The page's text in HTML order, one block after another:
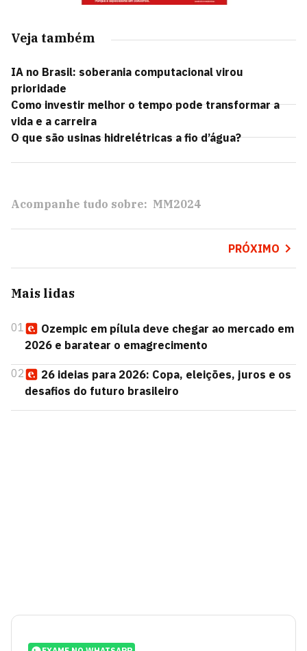
Veja também
IA no Brasil: soberania computacional virou
prioridade
Como investir melhor o tempo pode transformar a
vida e a carreira
O que são usinas hidrelétricas a fio d’água?
Acompanhe tudo sobre: MM2024
PRÓXIMO
Mais lidas
01
Ozempic em pílula deve chegar ao mercado em
2026 e baratear o emagrecimento
02
26 ideias para 2026: Copa, eleições, juros e os
desafios do futuro brasileiro